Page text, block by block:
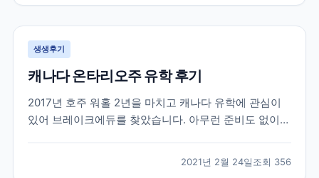
다하여 상담을 해 주셨습니다. 불안감에 가득차고...
생생후기
캐나다 온타리오주 유학 후기
2017년 호주 워홀 2년을 마치고 캐나다 유학에 관심이
있어 브레이크에듀를 찾았습니다. 아무런 준비도 없이
요. 캐나다에 있는 여러 학교들과 학과들중에 저에게 맞
2021년 2월 24일조회 356